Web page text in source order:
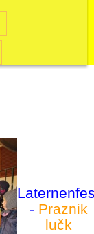
- Praznik
lučk